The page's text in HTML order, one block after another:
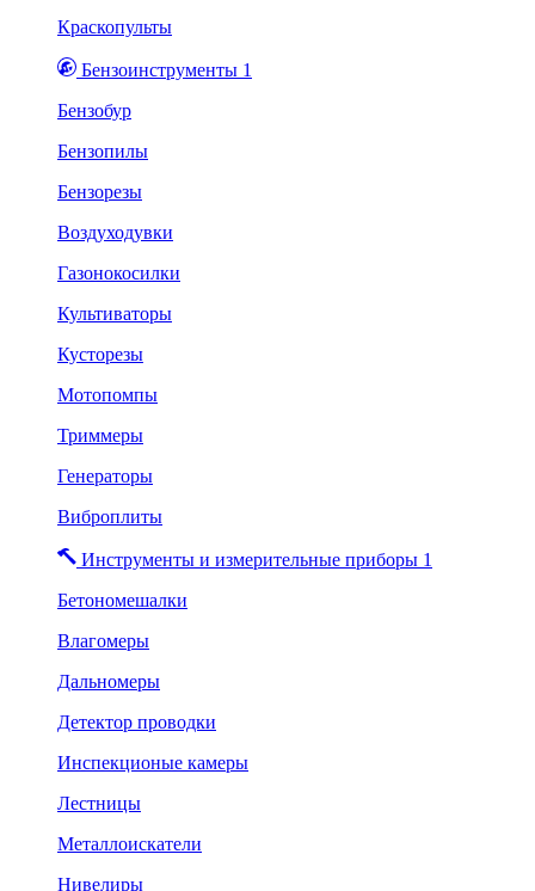
Краскопульты
Бензоинструменты 1
Бензобур
Бензопилы
Бензорезы
Воздуходувки
Газонокосилки
Культиваторы
Кусторезы
Мотопомпы
Триммеры
Генераторы
Виброплиты
Инструменты и измерительные приборы 1
Бетономешалки
Влагомеры
Дальномеры
Детектор проводки
Инспекционые камеры
Лестницы
Металлоискатели
Нивелиры